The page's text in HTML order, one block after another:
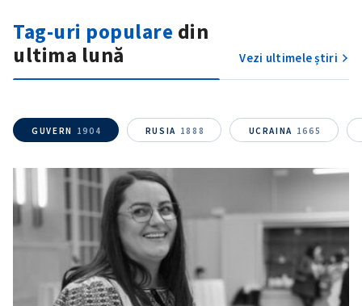
Tag-uri populare din
ultima lună
Vezi ultimele știri
GUVERN 1904 RUSIA 1888 UCRAINA 1665